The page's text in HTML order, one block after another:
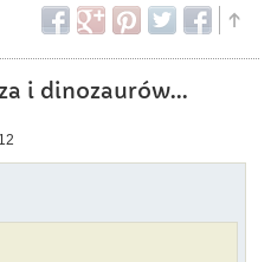
i dinozaurów...